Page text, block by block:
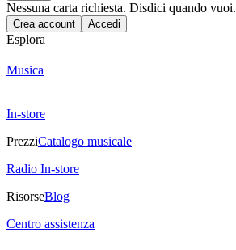
Nessuna carta richiesta. Disdici quando vuoi.
Crea account Accedi
Esplora
Musica
In-store
PrezziCatalogo musicale
Radio In-store
RisorseBlog
Centro assistenza